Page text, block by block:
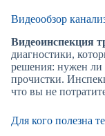
Видеообзор
Видеоинспекция
диагностики,
решения: нужен ли
прочистки.
что вы не
Для кого полезна